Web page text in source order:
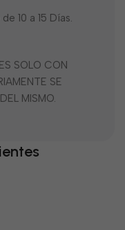
10 a 15 Días.
SOLO CON
SE
MISMO.